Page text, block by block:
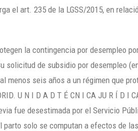
el art. 235 de la LGSS/2015, en
la contingencia por desempleo
solicitud de subsidio por desempleo
menos seis años a un régimen que
U N I D A D T É CN I CA JU R Í D I
fue desestimada por el Servicio
solo se computan a efectos de